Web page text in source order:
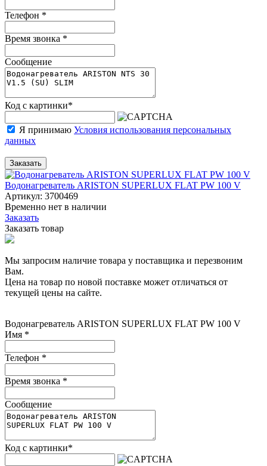
Телефон *
Время звонка *
Сообщение
Код с картинки*
Я принимаю Условия использования персональных
данных
Заказать
Водонагреватель ARISTON SUPERLUX FLAT PW 100 V
Артикул: 3700469
Временно нет в наличии
Заказать
Заказать товар
Мы запросим наличие товара у поставщика и перезвоним
Вам.
Цена на товар по новой поставке может отличаться от
текущей цены на сайте.
Водонагреватель ARISTON SUPERLUX FLAT PW 100 V
Имя *
Телефон *
Время звонка *
Сообщение
Код с картинки*